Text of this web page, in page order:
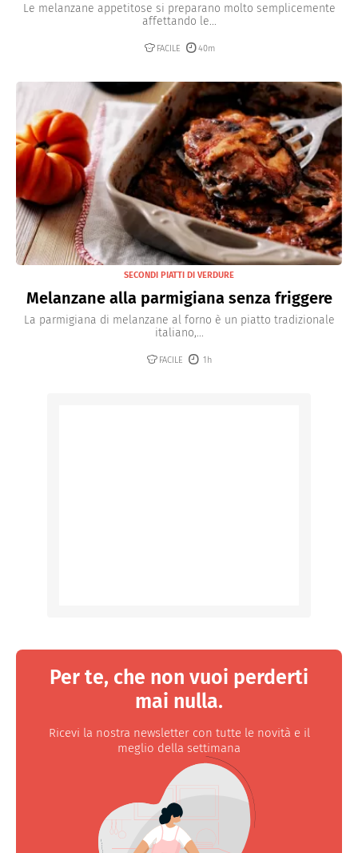
Le melanzane appetitose si preparano molto semplicemente
affettando le...
FACILE 40m
SECONDI PIATTI DI VERDURE
Melanzane alla parmigiana senza friggere
La parmigiana di melanzane al forno è un piatto tradizionale
italiano,...
FACILE 1h
Per te, che non vuoi perderti
mai nulla.
Ricevi la nostra newsletter con tutte le novità e il
meglio della settimana